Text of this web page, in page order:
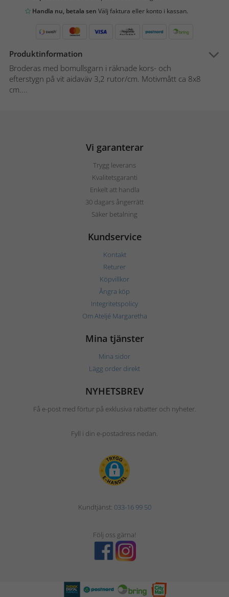
Handla nu, betala sen Välj faktura eller konto i kassan.
Produktinformation
Broderas med bomullsgarn i räknade kors- och
efterstygn på vit aidaväv 3,2 rutor/cm. Motivmått ca 8x8
cm....
Vi garanterar
Trygg leverans
Kvalitetsgaranti
Enkelt att handla
30 dagars ångerrätt
Säker betalning
Kundservice
Kontakt
Returer
Köpvillkor
Ångra köp
Integritetspolicy
Om Ateljé Margaretha
Mina tjänster
Mina sidor
Lägg order direkt
NYHETSBREV
Få e-post med förtur på exklusiva rabatter och nyheter.
Fyll i din e-postadress nedan.
Kundtjänst: 033-16 99 50
Följ oss gärna!